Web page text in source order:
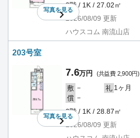
写真を見る
2階 / 1K / 27.02㎡
2026/08/09 更新
ハウスコム 南流山店
203号室
写真を見る
7.6万円 (共益費 2,900円)
敷 － 礼 1ヶ月
償 －
2階 / 1K / 28.87㎡
2026/08/09 更新